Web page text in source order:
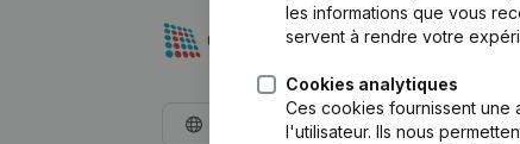
les informations que vous
servent à rendre votre
Cookies analytiques
Ces cookies fournissent une
l'utilisateur. Ils nous
Français